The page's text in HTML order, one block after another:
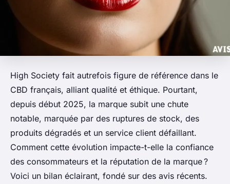
High Society fait autrefois figure de référence dans le
CBD français, alliant qualité et éthique. Pourtant,
depuis début 2025, la marque subit une chute
notable, marquée par des ruptures de stock, des
produits dégradés et un service client défaillant.
Comment cette évolution impacte-t-elle la confiance
des consommateurs et la réputation de la marque ?
Voici un bilan éclairant, fondé sur des avis récents.